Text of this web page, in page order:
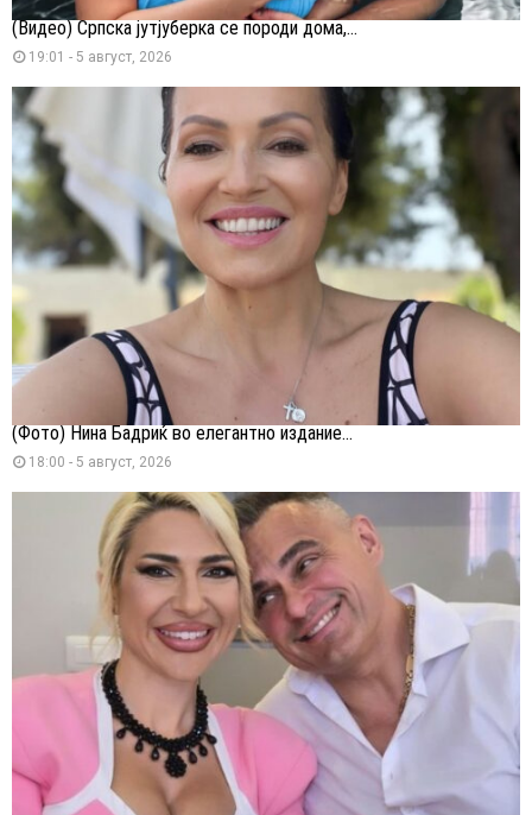
(Видео) Српска јутјуберка се породи дома,...
19:01 - 5 август, 2026
(Фото) Нина Бадриќ во елегантно издание...
18:00 - 5 август, 2026